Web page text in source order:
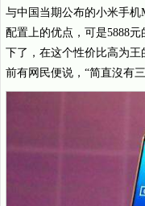
与中国当期公布的小米手
配置上的优点，可是5888
下了，在这个性价比高为
前有网民便说，“简直沒有